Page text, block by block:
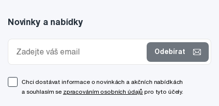
Novinky a nabídky
Odebírat
Chci dostávat informace o novinkách a akčních nabídkách
a souhlasím se zpracováním osobních údajů pro tyto účely.